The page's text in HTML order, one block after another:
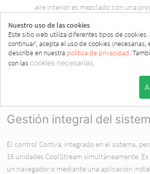
aire interior es mezclado con una
aire ambiente mezclado es filtrado
calentar si es necesario y se vuelve
Gestión integral del
El control Cortiva, integrado en el sistema,
16 unidades CoolStream simultáneamente.
un navegador o mediante una aplicación
Nuestro uso de las cookies
Este sitio web utiliza diferentes tipos de cookies.
continuar', acepta el uso de cookies (necesarias,
describe en nuestra política de privacidad .
con las cookies necesarias